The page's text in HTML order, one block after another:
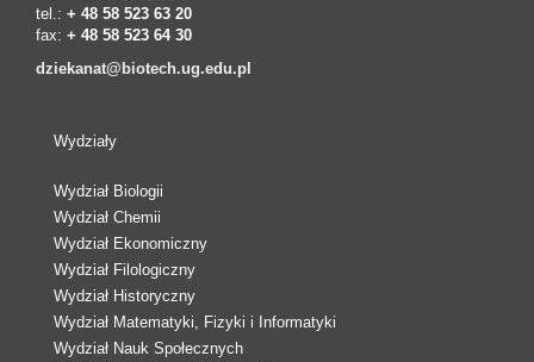
tel.: + 48 58 523 63 20
fax: + 48 58 523 64 30
dziekanat@biotech.ug.edu.pl
Wydziały
Wydział Biologii
Wydział Chemii
Wydział Ekonomiczny
Wydział Filologiczny
Wydział Historyczny
Wydział Matematyki, Fizyki i Informatyki
Wydział Nauk Społecznych